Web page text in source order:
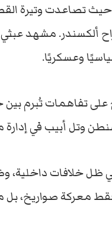
حيثتصاعدتوتيرة
ألكسندر. مشهدعبثي
وعسكريًا.
علىتفاهماتتُبرمبين
وتلأبيبفيإدارة
ظلخلافاتداخلية،
معركةصواريخ،بل